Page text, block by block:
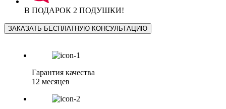
В ПОДАРОК 2 ПОДУШКИ!
ЗАКАЗАТЬ БЕСПЛАТНУЮ КОНСУЛЬТАЦИЮ
Гарантия качества
12 месяцев